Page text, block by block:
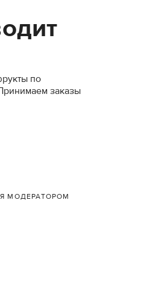
по
заказы
МОДЕРАТОРОМ